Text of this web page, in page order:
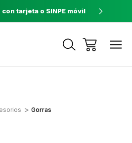
tarjeta o SINPE móvil
Gorras